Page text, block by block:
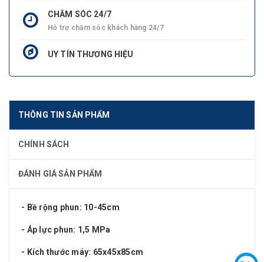
CHĂM SÓC 24/7
Hỗ trợ chăm sóc khách hàng 24/7
UY TÍN THƯƠNG HIỆU
THÔNG TIN SẢN PHẨM
CHÍNH SÁCH
ĐÁNH GIÁ SẢN PHẨM
- Bề rộng phun: 10-45cm
- Áp lực phun: 1,5 MPa
- Kích thước máy: 65x45x85cm